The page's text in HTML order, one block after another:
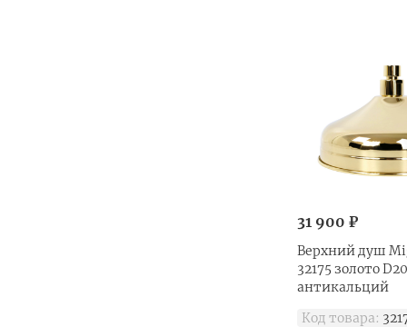
31 900 ₽
Верхний душ
32175 золото
антикальций
Код товара: